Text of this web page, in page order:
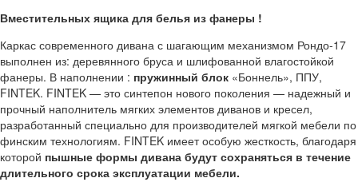
Вместительных ящика для белья из фанеры !
Каркас современного дивана с шагающим механизмом Рондо-17
выполнен из: деревянного бруса и шлифованной влагостойкой
фанеры. В наполнении : пружинный блок «Боннель», ППУ,
FINTEK. FINTEK — это синтепон нового поколения — надежный и
прочный наполнитель мягких элементов диванов и кресел,
разработанный специально для производителей мягкой мебели по
финским технологиям. FINTEK имеет особую жесткость, благодаря
которой пышные формы дивана будут сохраняться в течение
длительного срока эксплуатации мебели.